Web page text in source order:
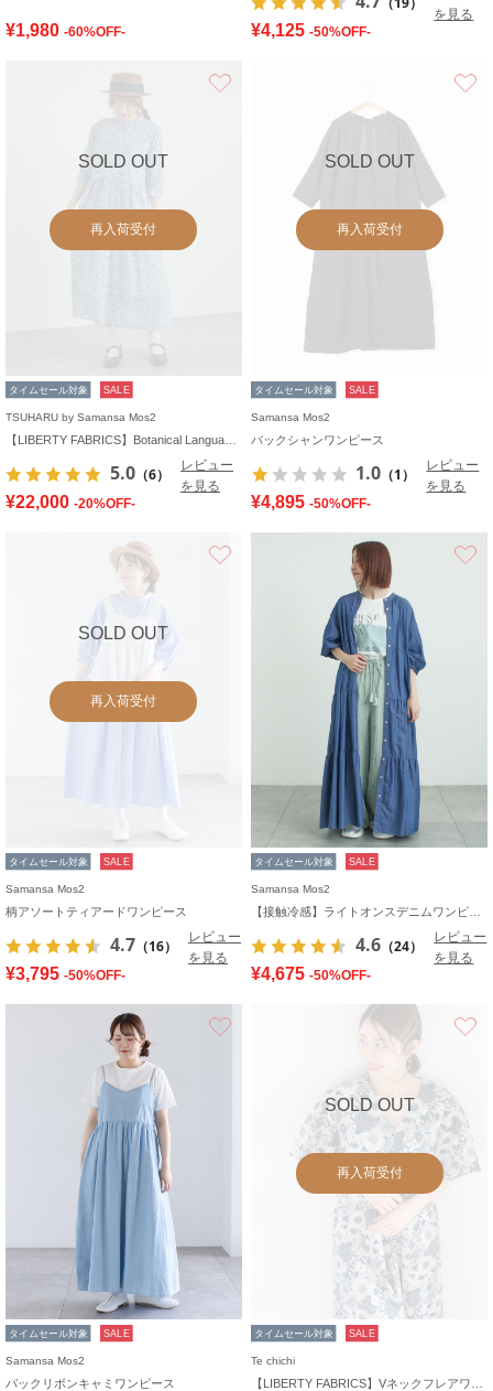
¥1,980 -60%OFF-
を見る
¥4,125 -50%OFF-
SOLD OUT
再入荷受付
タイムセール対象 SALE
TSUHARU by Samansa Mos2
5.0 （6）
レビュー
を見る
¥22,000 -20%OFF-
SOLD OUT
再入荷受付
タイムセール対象 SALE
Samansa Mos2
バックシャンワンピース
1.0 （1）
レビュー
を見る
¥4,895 -50%OFF-
SOLD OUT
再入荷受付
タイムセール対象 SALE
Samansa Mos2
柄アソートティアードワンピース
4.7 （16）
レビュー
を見る
¥3,795 -50%OFF-
タイムセール対象 SALE
Samansa Mos2
4.6 （24）
レビュー
を見る
¥4,675 -50%OFF-
タイムセール対象 SALE
Samansa Mos2
バックリボンキャミワンピース
SOLD OUT
再入荷受付
タイムセール対象 SALE
Te chichi